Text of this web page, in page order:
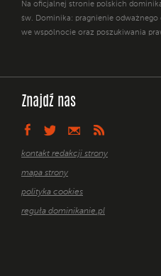
Na oficjalnej stronie polskich
św. Dominika: pragnienie odważnego
we wspólnocie oraz poszukiwania
Znajdź nas
kontakt redakcji strony
mapa strony
polityka cookies
reguła dominikanie.pl